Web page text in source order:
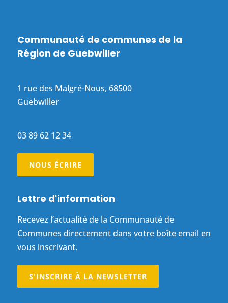
Communauté de communes de la
Région de Guebwiller
1 rue des Malgré-Nous, 68500
Guebwiller
03 89 62 12 34
NOUS ÉCRIRE
Lettre d'information
Recevez l’actualité de la Communauté de
Communes directement dans votre boîte email en
vous inscrivant.
S'INSCRIRE À LA NEWSLETTER